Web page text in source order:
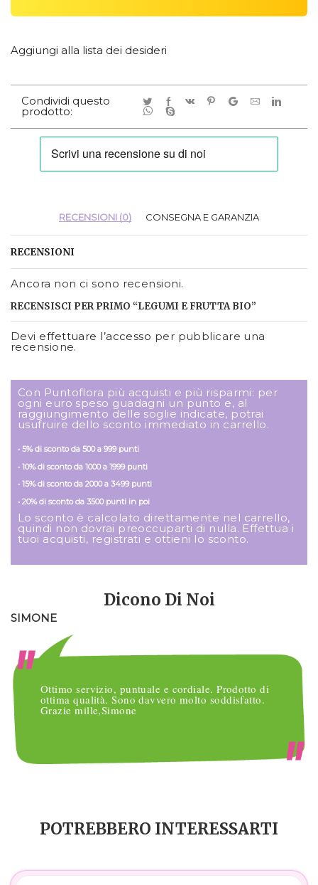
Aggiungi alla lista dei desideri
Condividi questo
prodotto:
RECENSIONI (0) CONSEGNA E GARANZIA
RECENSIONI
Ancora non ci sono recensioni.
RECENSISCI PER PRIMO “LEGUMI E FRUTTA BIO”
Devi effettuare l’accesso per pubblicare una
recensione.
Con Puntoflora più acquisti e più risparmi: per
ogni euro speso guadagni un punto e, al
raggiungimento delle soglie indicate, potrai
usufruire dello sconto immediato in carrello.
• 5% di sconto da 500 a 999 punti
• 10% di sconto da 1000 a 1999 punti
• 15% di sconto da 2000 a 3499 punti
• 20% di sconto da 3500 punti in poi
Lo sconto è calcolato direttamente nel carrello,
quindi non dovrai preoccuparti di nulla. Effettua i
tuoi acquisti, registrati e ottieni lo sconto.
Dicono Di Noi
SIMONE
Ottimo servizio, puntuale e cordiale. Prodotto di
ottima qualità. Sono davvero molto soddisfatto.
Grazie mille,Simone
POTREBBERO INTERESSARTI